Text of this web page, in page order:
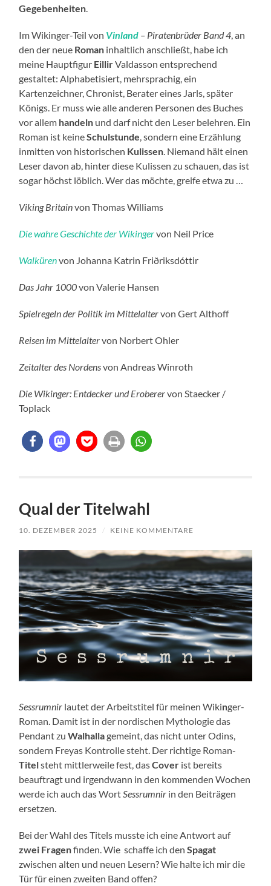
Gegebenheiten.
Im Wikinger-Teil von Vinland – Piratenbrüder Band 4, an
den der neue Roman inhaltlich anschließt, habe ich
meine Hauptfigur EillirValdasson entsprechend
gestaltet: Alphabetisiert, mehrsprachig, ein
Kartenzeichner, Chronist, Berater eines Jarls, später
Königs. Er muss wie alle anderen Personen des Buches
vor allem handeln und darf nicht den Leser belehren. Ein
Roman ist keineSchulstunde, sondern eine Erzählung
inmitten von historischen Kulissen. Niemand hält einen
Leser davon ab, hinter diese Kulissen zu schauen, das ist
sogar höchst löblich. Wer das möchte, greife etwa zu …
Viking Britainvon Thomas Williams
Die wahre Geschichte der Wikingervon Neil Price
Walkürenvon Johanna Katrin Friðriksdóttir
Das Jahr 1000von Valerie Hansen
Spielregeln der Politik im Mittelaltervon Gert Althoff
Reisen im Mittelaltervon Norbert Ohler
Zeitalter des Nordensvon Andreas Winroth
Die Wikinger: Entdecker und Eroberervon Staecker /
Toplack
Qual der Titelwahl
10. DEZEMBER 2025 / KEINE KOMMENTARE
Sessrumnir lautet der Arbeitstitel für meinen Wikinger-
Roman. Damit ist in der nordischen Mythologie das
Pendant zuWalhallagemeint, das nicht unter Odins,
sondern Freyas Kontrolle steht. Der richtige Roman-
Titelsteht mittlerweile fest, dasCover ist bereits
beauftragt und irgendwann in den kommenden Wochen
werde ich auch das Wort Sessrumnir in den Beiträgen
ersetzen.
Bei der Wahl des Titels musste ich eine Antwort auf
zwei Fragenfinden. Wie schaffe ich denSpagat
zwischen alten und neuen Lesern? Wie halte ich mir die
Tür für einen zweiten Band offen?